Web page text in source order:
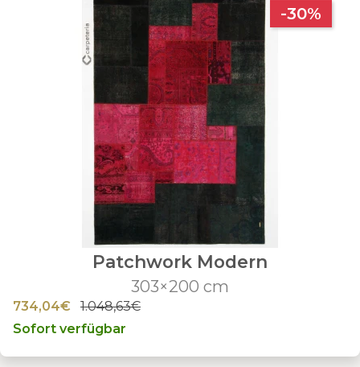
-30%
Patchwork Modern
303×200 cm
734,04€
1.048,63€
Sofort verfügbar